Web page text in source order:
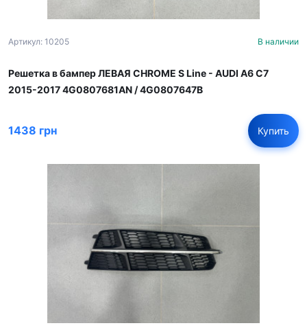
Артикул: 10205 В наличии
Решетка в бампер ЛЕВАЯ CHROME S Line - AUDI A6 С7
2015-2017 4G0807681AN / 4G0807647B
1438 грн Купить